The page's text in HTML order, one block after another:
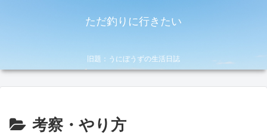
ただ釣りに行きたい
旧題：うにぼうずの生活日誌
考察・やり方